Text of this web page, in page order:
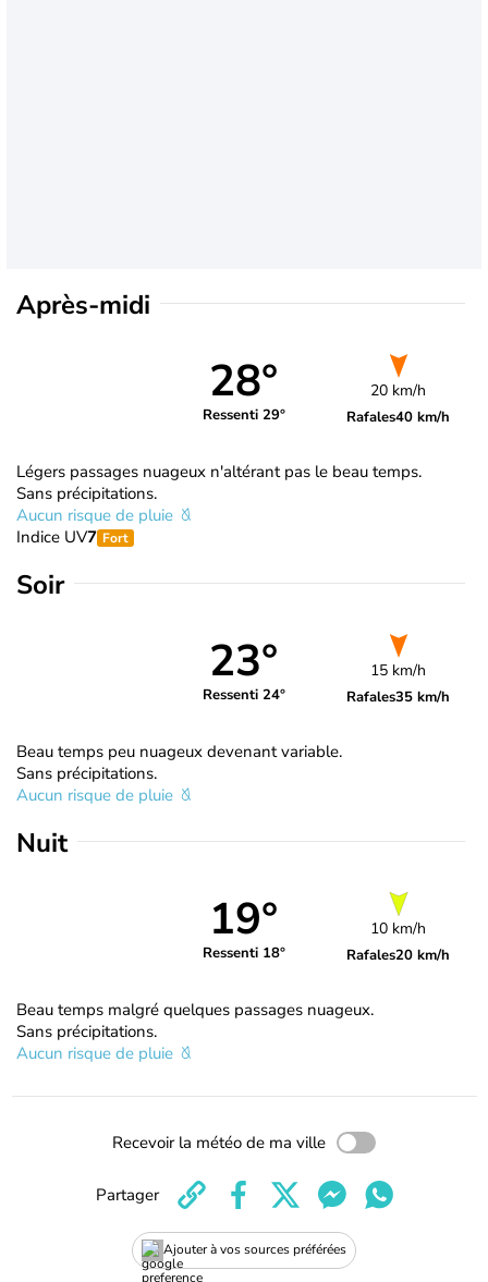
Après-midi
28°
Ressenti 29°
20 km/h
Rafales40 km/h
Légers passages nuageux n'altérant pas le beau temps.
Sans précipitations.
Aucun risque de pluie
Indice UV7 Fort
Soir
23°
Ressenti 24°
15 km/h
Rafales35 km/h
Beau temps peu nuageux devenant variable.
Sans précipitations.
Aucun risque de pluie
Nuit
19°
Ressenti 18°
10 km/h
Rafales20 km/h
Beau temps malgré quelques passages nuageux.
Sans précipitations.
Aucun risque de pluie
Recevoir la météo de ma ville
Ajouter à vos sources préférées
Partager